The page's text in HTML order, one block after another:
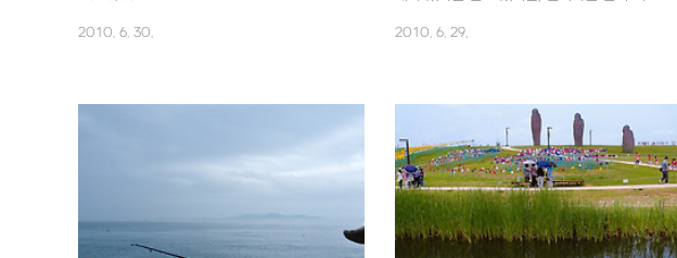
2010. 6. 30.
를 난파시킨다고 해서 "치명적인 유혹"을 뜻하
구요. 오늘날 경고의 의미로 쓰이는 사이렌도
여기서 나온말이라고 합니다. 참고로 스타벅스
의 스타벅은 모비 딕(백경)의 부관의 이름을 땄
구요. 항해를 잘한다는 의미에서 베틀스타 갈
2010. 6. 29.